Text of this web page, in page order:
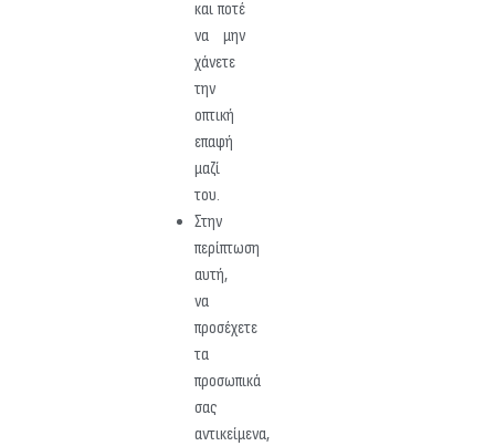
και ποτέ
να μην
χάνετε
την
οπτική
επαφή
μαζί
του.
Στην
περίπτωση
αυτή,
να
προσέχετε
τα
προσωπικά
σας
αντικείμενα,